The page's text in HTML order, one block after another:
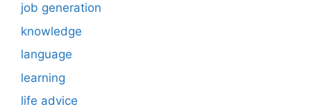
job generation
knowledge
language
learning
life advice